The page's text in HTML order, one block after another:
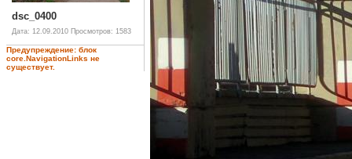
dsc_0400
Дата: 12.09.2010 Просмотров: 1583
Предупреждение: блок
core.NavigationLinks не
существует.